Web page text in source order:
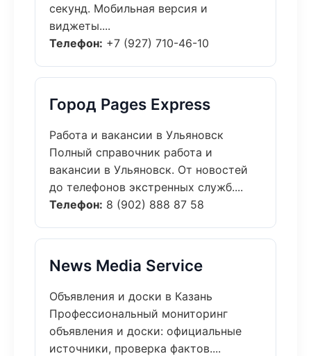
секунд. Мобильная версия и
виджеты....
Телефон: +7 (927) 710-46-10
Город Pages Express
Работа и вакансии в Ульяновск
Полный справочник работа и
вакансии в Ульяновск. От новостей
до телефонов экстренных служб....
Телефон: 8 (902) 888 87 58
News Media Service
Объявления и доски в Казань
Профессиональный мониторинг
объявления и доски: официальные
источники, проверка фактов....